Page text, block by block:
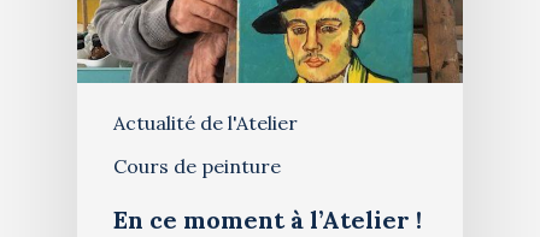
Actualité de l'Atelier
Cours de peinture
En ce moment à l’Atelier !